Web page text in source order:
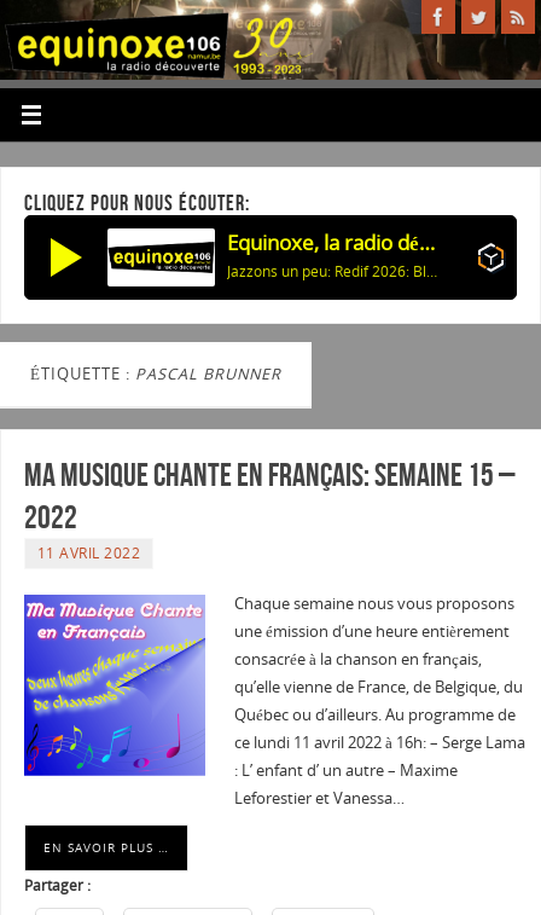
CLIQUEZ POUR NOUS ÉCOUTER:
Equinoxe, la radio découverte
Jazzons un peu: Redif 2026: Black Odyssey (N.I.Huggins) - 3
ÉTIQUETTE : PASCAL BRUNNER
Ma musique chante en Français: Semaine 15 –
2022
11 AVRIL 2022
Chaque semaine nous vous proposons
une émission d’une heure entièrement
consacrée à la chanson en français,
qu’elle vienne de France, de Belgique, du
Québec ou d’ailleurs. Au programme de
ce lundi 11 avril 2022 à 16h: – Serge Lama
: L’ enfant d’ un autre – Maxime
Leforestier et Vanessa…
EN SAVOIR PLUS …
Partager :